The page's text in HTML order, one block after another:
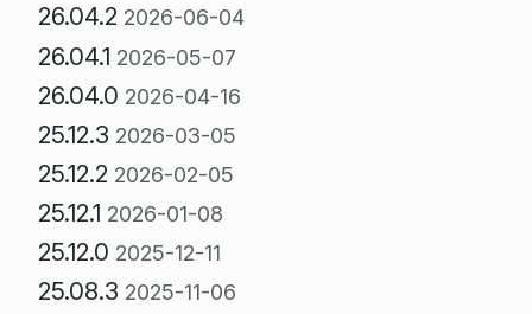
26.04.2 2026-06-04
26.04.1 2026-05-07
26.04.0 2026-04-16
25.12.3 2026-03-05
25.12.2 2026-02-05
25.12.1 2026-01-08
25.12.0 2025-12-11
25.08.3 2025-11-06